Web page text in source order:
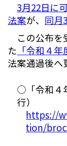
3月22日に
法案が、 同月
この公布
た 「令和４
法案通過後へ
○「令和４
行）
https://
tion/